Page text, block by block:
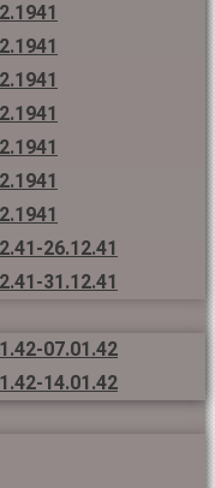
26.12.41
31.12.41
07.01.42
14.01.42